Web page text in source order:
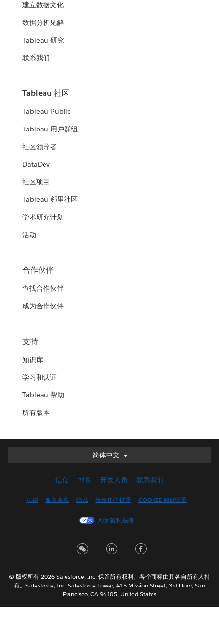
建立数据文化
数据分析见解
Tableau 研究
联系我们
Tableau 社区
Tableau Public
Tableau 用户群组
社区领导者
DataDev
社区项目
Tableau 邻里社区
学术研究计划
活动
合作伙伴
查找合作伙伴
成为合作伙伴
支持
知识库
学习和认证
Tableau 帮助
所有版本
简体中文
简体中文
English (UK)
Français (Canada)
Italiano
한국어
Nederlands
信任 博客 开发人员 联系我们
法律 服务条款 隐私 负责任的披露 COOKIE 偏好设置
您的隐私选项
© 版权所有 2026 Salesforce, Inc. 保留所有权利。各个商标由其各自所有人持
有。Salesforce, Inc. Salesforce Tower, 415 Mission Street, 3rd Floor, San
Francisco, CA 94105, United States